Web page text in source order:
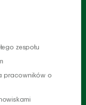
do indywidualnej sesji
swój zespół do
zespołu
Płynnie mierz czas z
pracowników o
Zaproś